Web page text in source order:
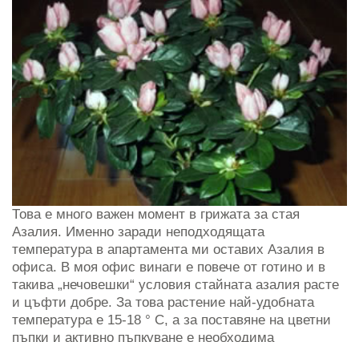
Това е много важен момент в грижата за стая
Азалия. Именно заради неподходящата
температура в апартамента ми оставих Азалия в
офиса. В моя офис винаги е повече от готино и в
такива „нечовешки“ условия стайната азалия расте
и цъфти добре. За това растение най-удобната
температура е 15-18 ° C, а за поставяне на цветни
пъпки и активно пъпкуване е необходима